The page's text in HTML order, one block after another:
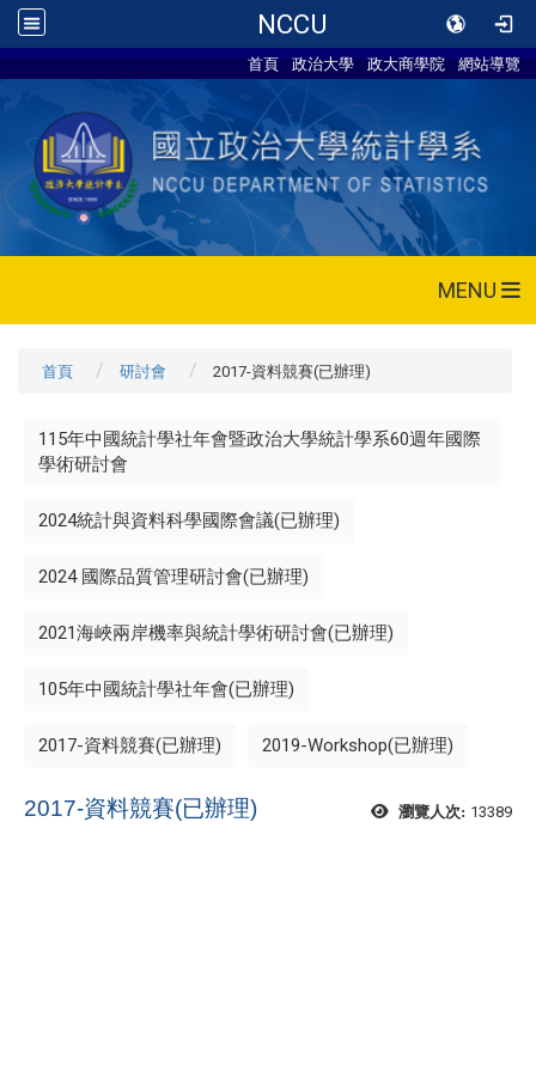
NCCU
首頁 政治大學 政大商學院 網站導覽
MENU
首頁 研討會 2017-資料競賽(已辦理)
115年中國統計學社年會暨政治大學統計學系60週年國際
學術研討會
2024統計與資料科學國際會議(已辦理)
2024 國際品質管理研討會(已辦理)
2021海峽兩岸機率與統計學術研討會(已辦理)
105年中國統計學社年會(已辦理)
2017-資料競賽(已辦理) 2019-Workshop(已辦理)
瀏覽人次: 13389
2017-資料競賽(已辦理)